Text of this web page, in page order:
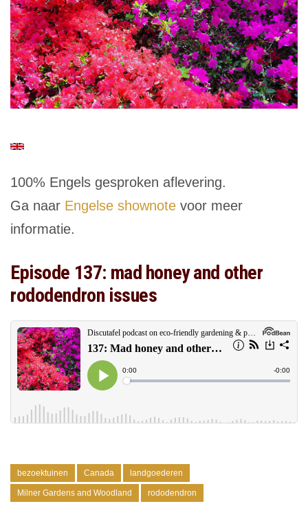
100% Engels gesproken aflevering.
Ga naar Engelse shownote voor meer
informatie.
Episode 137: mad honey and other
rododendron issues
bezoektuinen Canada landgoederen
Milner Gardens and Woodland rododendron